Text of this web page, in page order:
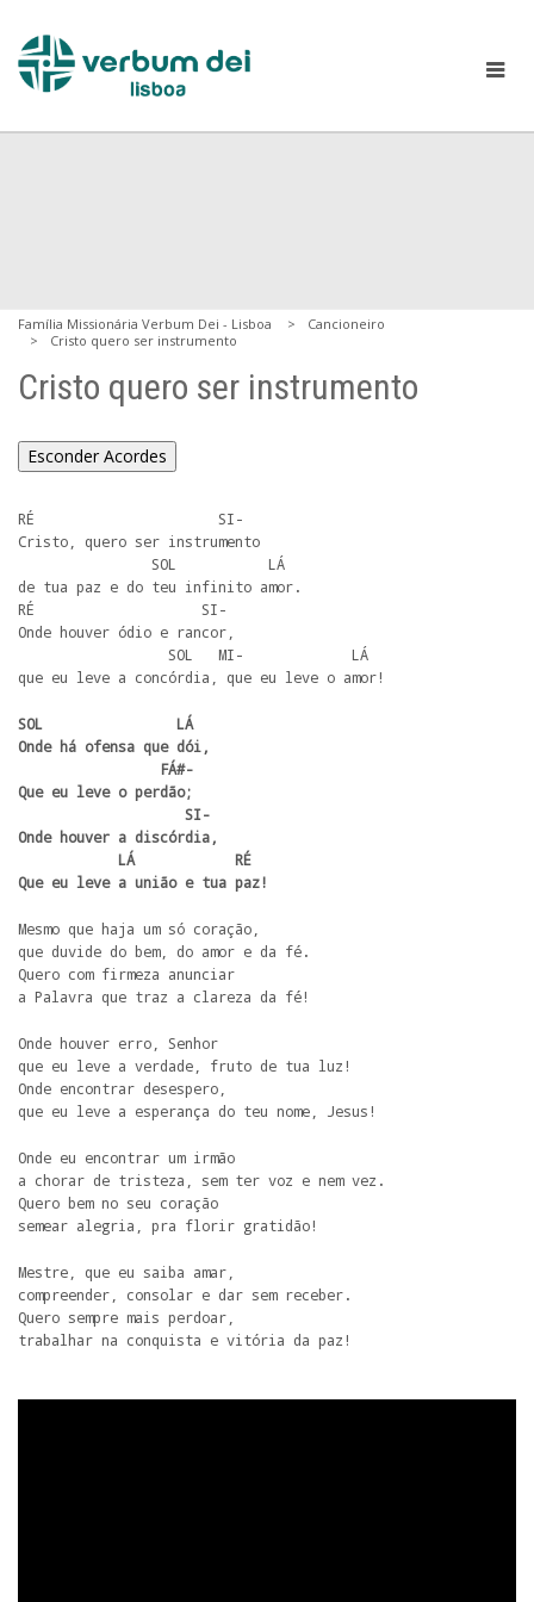
Família Missionária Verbum Dei - Lisboa
Cancioneiro
Cristo quero ser instrumento
Cristo quero ser instrumento
Esconder Acordes
RÉ                      SI-
Cristo, quero ser instrumento
de tua paz e do teu infinito amor.
RÉ                    SI-
Onde houver ódio e rancor,
que eu leve a concórdia, que eu leve o amor!
SOL                LÁ
Onde há ofensa que dói,
Que eu leve o perdão;
Onde houver a discórdia,
Que eu leve a união e tua paz!
Mesmo que haja um só coração,
que duvide do bem, do amor e da fé.
Quero com firmeza anunciar
a Palavra que traz a clareza da fé!
Onde houver erro, Senhor
que eu leve a verdade, fruto de tua luz!
Onde encontrar desespero,
que eu leve a esperança do teu nome, Jesus!
Onde eu encontrar um irmão
a chorar de tristeza, sem ter voz e nem vez.
Quero bem no seu coração
semear alegria, pra florir gratidão!
Mestre, que eu saiba amar,
compreender, consolar e dar sem receber.
Quero sempre mais perdoar,
trabalhar na conquista e vitória da paz!